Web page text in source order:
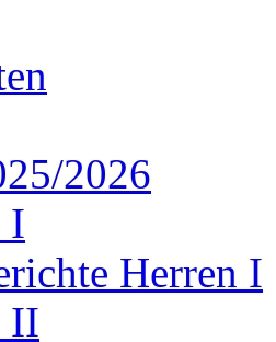
2026
I
Herren I
II